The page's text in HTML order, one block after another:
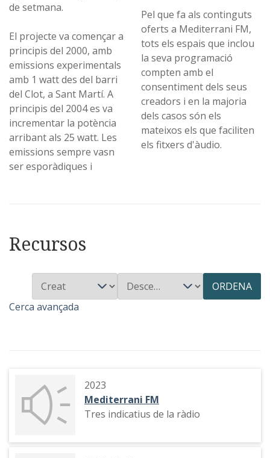
de setmana.
El projecte va començar a
principis del 2000, amb
emissions experimentals
amb 1 watt des del barri
del Clot, a Sant Martí. A
principis del 2004 es va
incrementar la potència
arribant als 25 watt. Les
emissions sempre vasn
ser esporàdiques i
Pel que fa als continguts
oferts a Mediterrani FM,
tots els espais que inclou
la seva programació
compten amb el
consentiment dels seus
creadors i en la majoria
dels casos són els
mateixos els que faciliten
els fitxers d'àudio.
Recursos
ORDENA
Cerca avançada
2023
Mediterrani FM
Tres indicatius de la ràdio